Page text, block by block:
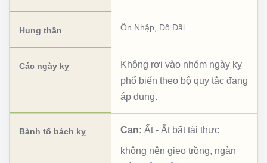
Hung thần Ôn Nhập Đồ Đãi
Các ngày kỵ
Không rơi vào nhóm ngày kỵ
phổ biến theo bộ quy tắc đang
áp dụng.
Bành tổ bách kỵ Can: Ất- Ất bất tài thực
không nên gieo trồng, ngàn